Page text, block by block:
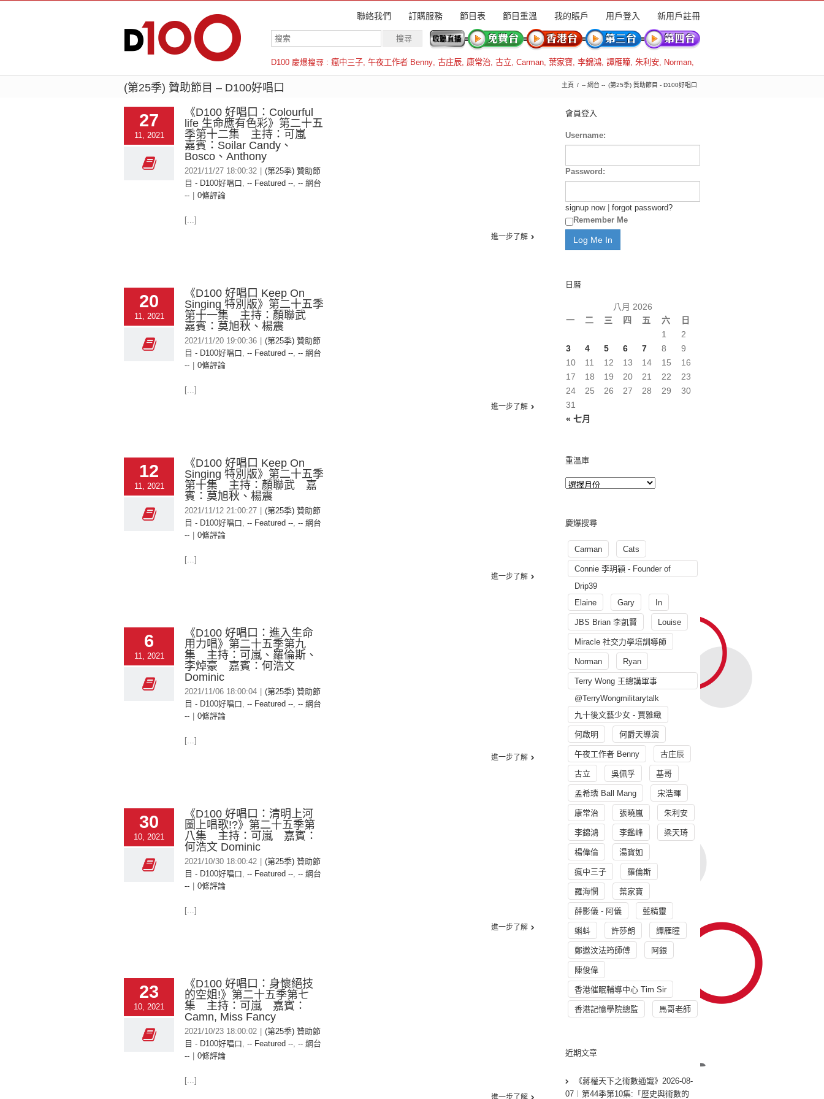
聯絡我們 訂購服務 節目表 節目重溫 我的賬戶 用戶登入 新用戶註冊
D100 慶爆搜尋 : 瘋中三子, 午夜工作者 Benny, 古庄辰, 康常治, 古立, Carman, 葉家寶, 李錦鴻, 譚雁瞳, 朱利安, Norman,
羅倫斯
(第25季) 贊助節目 – D100好唱口 主頁 -- 網台 -- (第25季) 贊助節目 - D100好唱口
27
11, 2021
《D100 好唱口：Colourful
life 生命應有色彩》第二十五
季第十二集 主持：可嵐
嘉賓：Soilar Candy、
Bosco、Anthony
2021/11/27 18:00:32
(第25季) 贊助節
目 - D100好唱口, -- Featured --, -- 網台
--
0條評論
[...]
進一步了解
20
11, 2021
《D100 好唱口 Keep On
Singing 特別版》第二十五季
第十一集 主持：顏聯武
嘉賓：莫旭秋、楊震
2021/11/20 19:00:36
(第25季) 贊助節
目 - D100好唱口, -- Featured --, -- 網台
--
0條評論
[...]
進一步了解
12
11, 2021
《D100 好唱口 Keep On
Singing 特別版》第二十五季
第十集 主持：顏聯武 嘉
賓：莫旭秋、楊震
2021/11/12 21:00:27
(第25季) 贊助節
目 - D100好唱口, -- Featured --, -- 網台
--
0條評論
[...]
進一步了解
6
11, 2021
《D100 好唱口：進入生命
用力唱》第二十五季第九
集 主持：可嵐、羅倫斯、
李焯豪 嘉賓：何浩文
Dominic
2021/11/06 18:00:04
(第25季) 贊助節
目 - D100好唱口, -- Featured --, -- 網台
--
0條評論
[...]
進一步了解
30
10, 2021
《D100 好唱口：清明上河
圖上唱歌!?》第二十五季第
八集 主持：可嵐 嘉賓：
何浩文 Dominic
2021/10/30 18:00:42
(第25季) 贊助節
目 - D100好唱口, -- Featured --, -- 網台
--
0條評論
[...]
進一步了解
23
10, 2021
《D100 好唱口：身懷絕技
的空姐!》第二十五季第七
集 主持：可嵐 嘉賓：
Camn, Miss Fancy
2021/10/23 18:00:02
(第25季) 贊助節
目 - D100好唱口, -- Featured --, -- 網台
--
0條評論
[...]
進一步了解
會員登入
Username:
Password:
signup now| forgot password?
Remember Me
日曆
八月 2026
一
二 三 四 五 六 日
« 七月
1
2
3
4 5 6 7 8
9
10
11 12 13 14 15
16
17
18 19 20 21 22
23
24
25 26 27 28 29
30
31
重溫庫
慶爆搜尋
Carman Cats
Connie 李玥穎 - Founder of
Drip39
Elaine
Gary In
JBS Brian 李凱賢 Louise
Miracle 社交力學培訓導師
Norman Ryan
Terry Wong 王總講軍事
@TerryWongmilitarytalk
九十後文藝少女 - 賈雅緻
何啟明 何爵天導演
午夜工作者 Benny 古庄辰
古立 吳佩孚 基哥
孟希璘 Ball Mang 宋浩暉
康常治 張曉嵐 朱利安
李錦鴻 李鑑峰 梁天琦
楊偉倫 湯寳如
瘋中三子 羅倫斯
羅海憫 葉家寶
薛影儀 - 阿儀 藍精靈
蝌蚪 許莎朗 譚雁瞳
鄭遨汶法筠師傅 阿銀
陳俊偉
香港催眠輔導中心 Tim Sir
香港記憶學院總監 馬哥老師
近期文章
《蔣權天下之術數通識》2026-08-
07︱第44季第10集:「歴史與術數的